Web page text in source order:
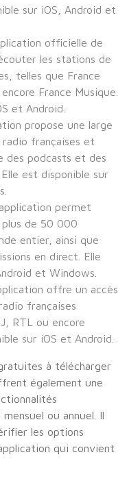
sur iOS, Android et
officielle de
les stations de
telles que France
France Musique.
et Android.
propose une large
françaises et
des podcasts et des
est disponible sur
permet
de 50 000
entier, ainsi que
en direct. Elle
et Windows.
offre un accès
françaises
RTL ou encore
sur iOS et Android.
à télécharger
également une
ou annuel. Il
les options
qui convient